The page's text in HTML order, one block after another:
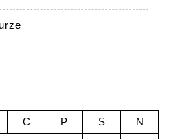
C P S N